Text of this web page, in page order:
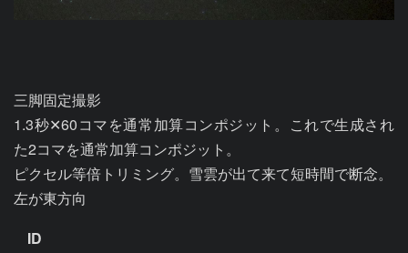
三脚固定撮影
1.3秒✕60コマを通常加算コンポジット。これで生成され
た2コマを通常加算コンポジット。
ピクセル等倍トリミング。雪雲が出て来て短時間で断念。
ID